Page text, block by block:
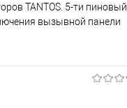
TANTOS. 5-ти пиновый
вызывной панели